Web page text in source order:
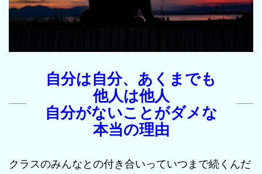
自分は自分、あくまでも
他人は他人
自分がないことがダメな
本当の理由
クラスのみんなとの付き合いっていつまで続くんだ